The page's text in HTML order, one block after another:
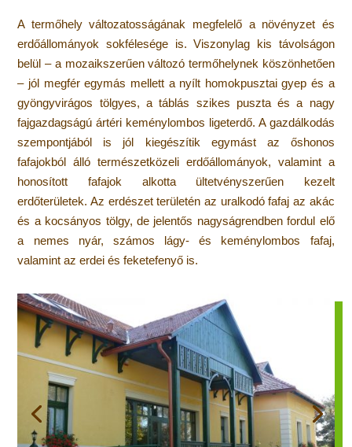
A termőhely változatosságának megfelelő a növényzet és
erdőállományok sokfélesége is. Viszonylag kis távolságon
belül – a mozaikszerűen változó termőhelynek köszönhetően
– jól megfér egymás mellett a nyílt homokpusztai gyep és a
gyöngyvirágos tölgyes, a táblás szikes puszta és a nagy
fajgazdagságú ártéri keménylombos ligeterdő. A gazdálkodás
szempontjából is jól kiegészítik egymást az őshonos
fafajokból álló természetközeli erdőállományok, valamint a
honosított fafajok alkotta ültetvényszerűen kezelt
erdőterületek. Az erdészet területén az uralkodó fafaj az akác
és a kocsányos tölgy, de jelentős nagyságrendben fordul elő
a nemes nyár, számos lágy- és keménylombos fafaj,
valamint az erdei és feketefenyő is.